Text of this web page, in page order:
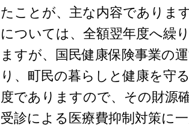
たことが、主な内容でありま
については、全額翌年度へ繰
ますが、国民健康保険事業の
り、町民の暮らしと健康を守
度でありますので、その財源
受診による医療費抑制対策に